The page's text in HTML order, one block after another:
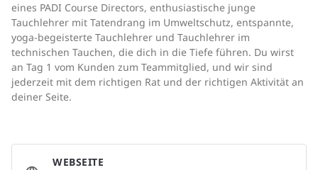
eines PADI Course Directors, enthusiastische junge
Tauchlehrer mit Tatendrang im Umweltschutz, entspannte,
yoga-begeisterte Tauchlehrer und Tauchlehrer im
technischen Tauchen, die dich in die Tiefe führen. Du wirst
an Tag 1 vom Kunden zum Teammitglied, und wir sind
jederzeit mit dem richtigen Rat und der richtigen Aktivität an
deiner Seite.
WEBSEITE